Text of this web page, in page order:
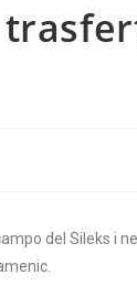
del Sileks i